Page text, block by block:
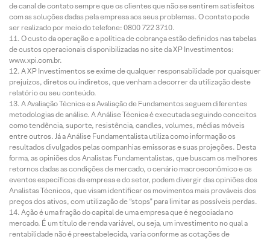
de canal de contato sempre que os clientes que não se sentirem satisfeitos
com as soluções dadas pela empresa aos seus problemas. O contato pode
ser realizado por meio do telefone: 0800 722 3710.
O custo da operação e a política de cobrança estão definidos nas tabelas
de custos operacionais disponibilizadas no site da XP Investimentos:
www.xpi.com.br.
A XP Investimentos se exime de qualquer responsabilidade por quaisquer
prejuízos, diretos ou indiretos, que venham a decorrer da utilização deste
relatório ou seu conteúdo.
A Avaliação Técnica e a Avaliação de Fundamentos seguem diferentes
metodologias de análise. A Análise Técnica é executada seguindo conceitos
como tendência, suporte, resistência, candles, volumes, médias móveis
entre outros. Já a Análise Fundamentalista utiliza como informação os
resultados divulgados pelas companhias emissoras e suas projeções. Desta
forma, as opiniões dos Analistas Fundamentalistas, que buscam os melhores
retornos dadas as condições de mercado, o cenário macroeconômico e os
eventos específicos da empresa e do setor, podem divergir das opiniões dos
Analistas Técnicos, que visam identificar os movimentos mais prováveis dos
preços dos ativos, com utilização de “stops” para limitar as possíveis perdas.
Ação é uma fração do capital de uma empresa que é negociada no
mercado. É um título de renda variável, ou seja, um investimento no qual a
rentabilidade não é preestabelecida, varia conforme as cotações de